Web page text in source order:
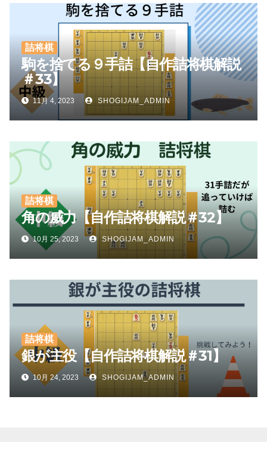
詰将棋
駒を捨てる９手詰【自作詰将棋解説
＃33】
11月 4, 2023 SHOGIJAM_ADMIN
詰将棋
角の威力【自作詰将棋解説＃32】
10月 25, 2023 SHOGIJAM_ADMIN
詰将棋
銀が主役【自作詰将棋解説＃31】
10月 24, 2023 SHOGIJAM_ADMIN